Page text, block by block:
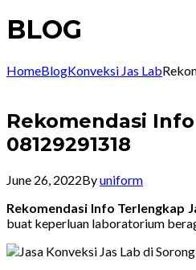
BLOG
HomeBlogKonveksi Jas Lab
Rekomendasi
08129291318
June 26, 2022Byuniform
Rekomendasi Info Terlengkap
buat keperluan laboratorium